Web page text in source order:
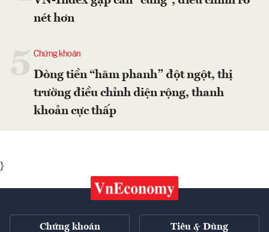
nét hơn
Chứng khoán
Dòng tiền “hãm phanh” đột ngột, thị
trường điều chỉnh diện rộng, thanh
khoản cực thấp
}
Chứng khoán Tiêu & Dùng